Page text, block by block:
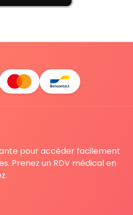
pour accéder facilement
Prenez un RDV médical en